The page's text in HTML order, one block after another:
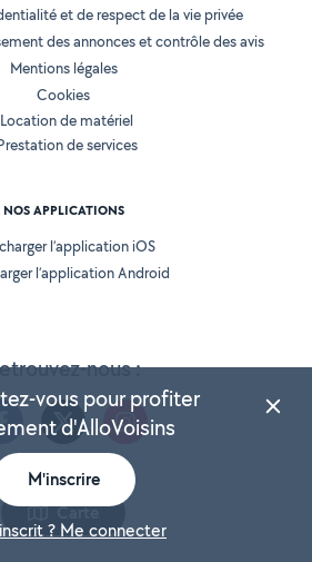
Carte
nous :
et de respect de la vie privée
des annonces et contrôle des avis
Mentions légales
Cookies
Location de matériel
de services
NOS APPLICATIONS
l’application iOS
l’application Android
vous pour profiter
d'AlloVoisins
M'inscrire
? Me connecter